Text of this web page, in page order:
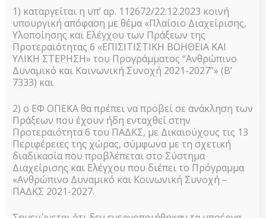
Επιχειρησιακού
Προγράμματος
“Επισιτιστικής
και βασικής
υλικής
συνδρομής για
το Ταμείο
1) καταργείται η υπ’ αρ. 112672/22.12.2023 κοινή
υπουργική απόφαση με θέμα «Πλαίσιο Διαχείρισης,
Υλοποίησης και Ελέγχου των Πράξεων της
Προτεραιότητας 6 «ΕΠΙΣΙΤΙΣΤΙΚΗ ΒΟΗΘΕΙΑ ΚΑΙ
ΥΛΙΚΗ ΣΤΕΡΗΣΗ» του Προγράμματος “Ανθρώπινο
Δυναμικό και Κοινωνική Συνοχή 2021-2027”» (Β’
7333) και
2) ο ΕΦ ΟΠΕΚΑ θα πρέπει να προβεί σε ανάκληση των
Πράξεων που έχουν ήδη ενταχθεί στην
Προτεραιότητα 6 του ΠΑΔΚΣ, με Δικαιούχους τις 13
Περιφέρειες της χώρας, σύμφωνα με τη σχετική
διαδικασία που προβλέπεται στο Σύστημα
Διαχείρισης και Ελέγχου που διέπει το Πρόγραμμα
«Ανθρώπινο Δυναμικό και Κοινωνική Συνοχή –
ΠΑΔΚΣ 2021-2027.